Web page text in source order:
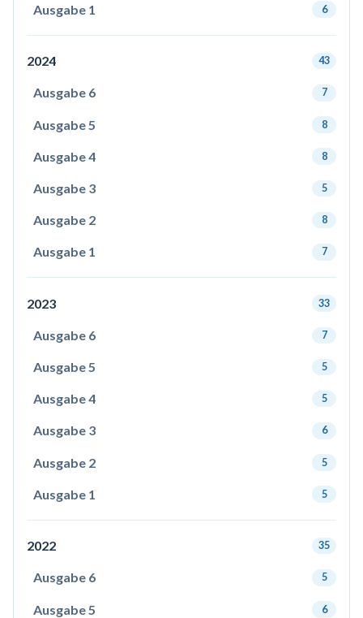
Ausgabe 1 6
2024 43
Ausgabe 6 7
Ausgabe 5 8
Ausgabe 4 8
Ausgabe 3 5
Ausgabe 2 8
Ausgabe 1 7
2023 33
Ausgabe 6 7
Ausgabe 5 5
Ausgabe 4 5
Ausgabe 3 6
Ausgabe 2 5
Ausgabe 1 5
2022 35
Ausgabe 6 5
Ausgabe 5 6